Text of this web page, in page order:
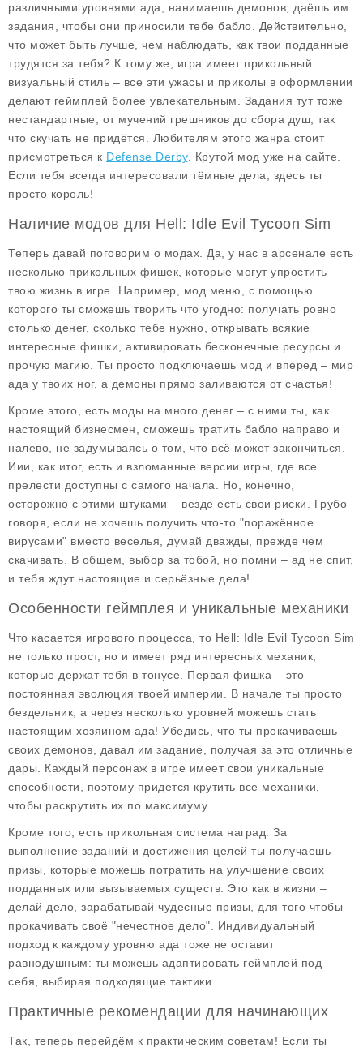
различными уровнями ада, нанимаешь демонов, даёшь им
задания, чтобы они приносили тебе бабло. Действительно,
что может быть лучше, чем наблюдать, как твои подданные
трудятся за тебя? К тому же, игра имеет прикольный
визуальный стиль – все эти ужасы и приколы в оформлении
делают геймплей более увлекательным. Задания тут тоже
нестандартные, от мучений грешников до сбора душ, так
что скучать не придётся. Любителям этого жанра стоит
присмотреться к Defense Derby. Крутой мод уже на сайте.
Если тебя всегда интересовали тёмные дела, здесь ты
просто король!
Наличие модов для Hell: Idle Evil Tycoon Sim
Теперь давай поговорим о модах. Да, у нас в арсенале есть
несколько прикольных фишек, которые могут упростить
твою жизнь в игре. Например, мод меню, с помощью
которого ты сможешь творить что угодно: получать ровно
столько денег, сколько тебе нужно, открывать всякие
интересные фишки, активировать бесконечные ресурсы и
прочую магию. Ты просто подключаешь мод и вперед – мир
ада у твоих ног, а демоны прямо заливаются от счастья!
Кроме этого, есть моды на много денег – с ними ты, как
настоящий бизнесмен, сможешь тратить бабло направо и
налево, не задумываясь о том, что всё может закончиться.
Иии, как итог, есть и взломанные версии игры, где все
прелести доступны с самого начала. Но, конечно,
осторожно с этими штуками – везде есть свои риски. Грубо
говоря, если не хочешь получить что-то "поражённое
вирусами" вместо веселья, думай дважды, прежде чем
скачивать. В общем, выбор за тобой, но помни – ад не спит,
и тебя ждут настоящие и серьёзные дела!
Особенности геймплея и уникальные механики
Что касается игрового процесса, то Hell: Idle Evil Tycoon Sim
не только прост, но и имеет ряд интересных механик,
которые держат тебя в тонусе. Первая фишка – это
постоянная эволюция твоей империи. В начале ты просто
бездельник, а через несколько уровней можешь стать
настоящим хозяином ада! Убедись, что ты прокачиваешь
своих демонов, давал им задание, получая за это отличные
дары. Каждый персонаж в игре имеет свои уникальные
способности, поэтому придется крутить все механики,
чтобы раскрутить их по максимуму.
Кроме того, есть прикольная система наград. За
выполнение заданий и достижения целей ты получаешь
призы, которые можешь потратить на улучшение своих
подданных или вызываемых существ. Это как в жизни –
делай дело, зарабатывай чудесные призы, для того чтобы
прокачивать своё "нечестное дело". Индивидуальный
подход к каждому уровню ада тоже не оставит
равнодушным: ты можешь адаптировать геймплей под
себя, выбирая подходящие тактики.
Практичные рекомендации для начинающих
Так, теперь перейдём к практическим советам! Если ты